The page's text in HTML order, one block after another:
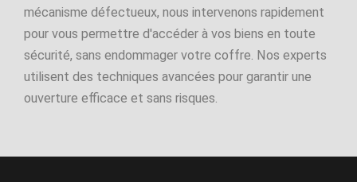
mécanisme défectueux, nous intervenons rapidement
pour vous permettre d'accéder à vos biens en toute
sécurité, sans endommager votre coffre. Nos experts
utilisent des techniques avancées pour garantir une
ouverture efficace et sans risques.